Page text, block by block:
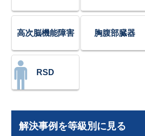
高次脳機能障害 胸腹部臓器
RSD
解決事例を等級別に見る